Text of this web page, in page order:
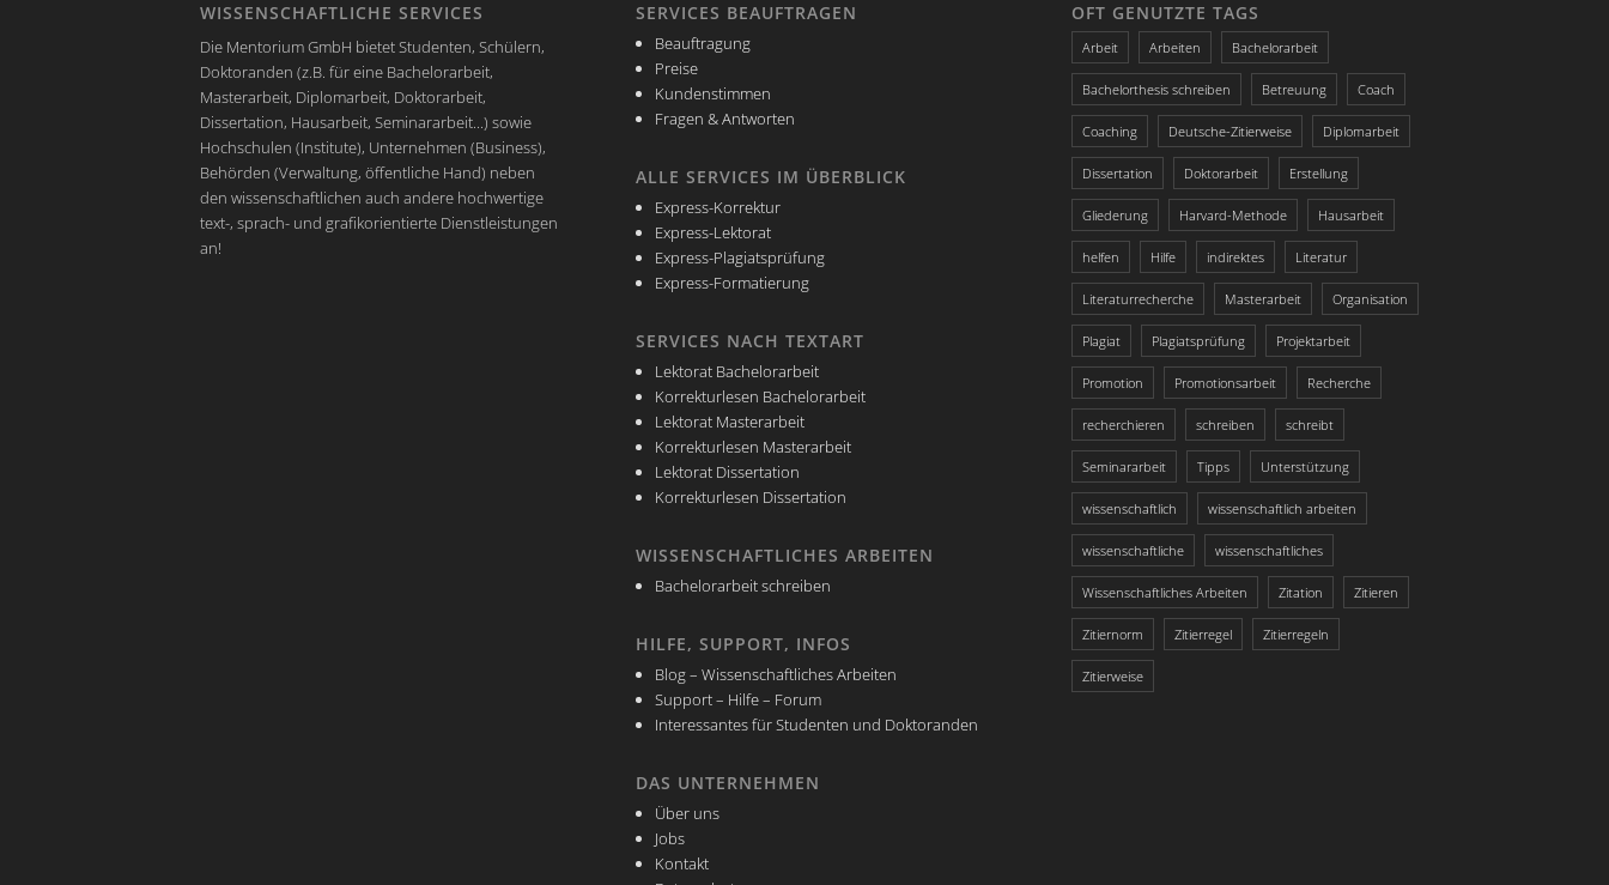
WISSENSCHAFTLICHE SERVICES
Die Mentorium GmbH bietet Studenten, Schülern,
Doktoranden (z.B. für eine Bachelorarbeit,
Masterarbeit, Diplomarbeit, Doktorarbeit,
Dissertation, Hausarbeit, Seminararbeit...) sowie
Hochschulen (Institute), Unternehmen (Business),
Behörden (Verwaltung, öffentliche Hand) neben
den wissenschaftlichen auch andere hochwertige
text-, sprach- und grafikorientierte Dienstleistungen
an!
SERVICES BEAUFTRAGEN
Beauftragung
Preise
Kundenstimmen
Fragen & Antworten
ALLE SERVICES IM ÜBERBLICK
Express-Korrektur
Express-Lektorat
Express-Plagiatsprüfung
Express-Formatierung
SERVICES NACH TEXTART
Lektorat Bachelorarbeit
Korrekturlesen Bachelorarbeit
Lektorat Masterarbeit
Korrekturlesen Masterarbeit
Lektorat Dissertation
Korrekturlesen Dissertation
WISSENSCHAFTLICHES ARBEITEN
Bachelorarbeit schreiben
HILFE, SUPPORT, INFOS
Blog – Wissenschaftliches Arbeiten
Support – Hilfe – Forum
Interessantes für Studenten und Doktoranden
DAS UNTERNEHMEN
Über uns
Jobs
Kontakt
OFT GENUTZTE TAGS
Arbeit Arbeiten Bachelorarbeit
Bachelorthesis schreiben Betreuung Coach
Coaching Deutsche-Zitierweise Diplomarbeit
Dissertation Doktorarbeit Erstellung
Gliederung Harvard-Methode Hausarbeit
helfen Hilfe indirektes Literatur
Literaturrecherche Masterarbeit Organisation
Plagiat Plagiatsprüfung Projektarbeit
Promotion Promotionsarbeit Recherche
recherchieren schreiben schreibt
Seminararbeit Tipps Unterstützung
wissenschaftlich wissenschaftlich arbeiten
wissenschaftliche wissenschaftliches
Wissenschaftliches Arbeiten Zitation Zitieren
Zitiernorm Zitierregel Zitierregeln
Zitierweise